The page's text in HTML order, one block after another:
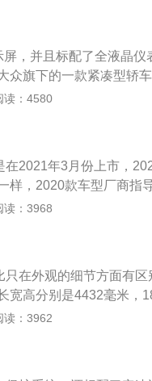
架的成本也是比较高的
双叉臂悬架的两个叉臂
这款发动机的最大功率
这款发动机搭载了多点
发动机拥有116马力和
每分钟，最大扭矩转速
术，并且使用了铝合金
1750到3000转每分钟
力梁非独立悬架。后悬
，并且标配了全液晶仪
众旗下的一款紧凑型轿
毫米，轴距为2731毫米
率转速为5000转每分
分钟。这款发动机搭载
合金缸盖缸体可以降低
。与这款发动机匹配的
机最大功率为110kw，
，并且使用了铝合金缸
双离合变速箱可以提高
读：4580
在2021年3月份上市，
样，2020款车型厂商指
色上更加的丰富，选择
不同的车辆配置车身的整
，行李箱的容积是463
读：3968
在外观的细节方面有
宽高分别是4432毫米，
五门五座suv，这款车
为250牛米，最大扭矩
技术，并且使用了铝合
读：3962